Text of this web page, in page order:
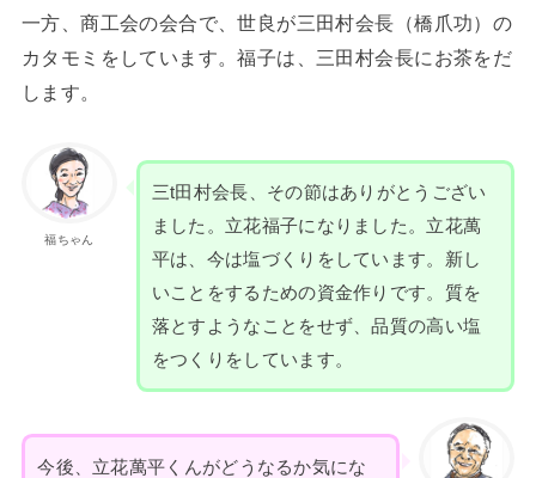
一方、商工会の会合で、世良が三田村会長（橋爪功）の
カタモミをしています。福子は、三田村会長にお茶をだ
します。
福ちゃん
三t田村会長、その節はありがとうござい
ました。立花福子になりました。立花萬
平は、今は塩づくりをしています。新し
いことをするための資金作りです。質を
落とすようなことをせず、品質の高い塩
をつくりをしています。
今後、立花萬平くんがどうなるか気にな